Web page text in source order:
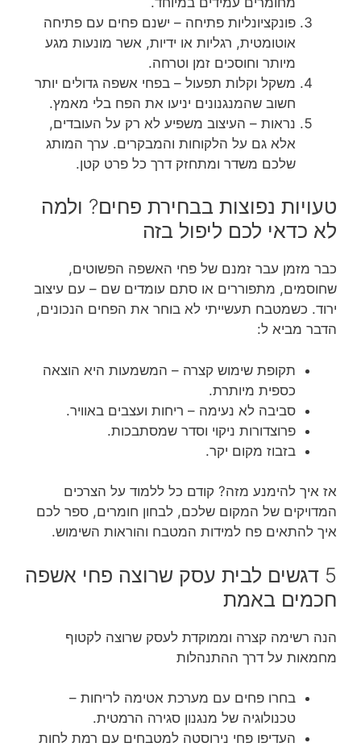
פונקציונליות פתיחה – ישנם פחים עם פתיחה
אוטומטית, רגליות או ידיות, אשר מונעות מגע
מיותר וחוסכים זמן וטרחה.
משקל וקלות תפעול – בפחי אשפה גדולים יותר
חשוב שהמנגנונים יניעו את הפח בלי מאמץ.
נראות – העיצוב משפיע לא רק על העובדים,
אלא גם על הלקוחות והמבקרים. ערך המותג
שלכם משדר ומתחזק דרך כל פרט קטן.
טעויות נפוצות בבחירת פחים? ולמה
לא כדאי לכם ליפול בזה
כבר מזמן עבר זמנם של פחי האשפה הפשוטים,
שחוסמים, מתפוררים או סתם עומדים שם – עם עיצוב
ירוד. כשמטבח תעשייתי לא בוחר את הפחים הנכונים,
הדבר מביא ל:
תקופת שימוש קצרה – המשמעות היא הוצאה
כספית מיותרת.
סביבה לא נעימה – ריחות ועצבים באוויר.
פרוצדורות ניקוי וסדר שמסתבכות.
בזבוז מקום יקר.
אז איך להימנע מזה? קודם כל ללמוד על הצרכים
המדויקים של המקום שלכם, לבחון חומרים, ספר לכם
איך להתאים פח למידות המטבח והוראות השימוש.
5 דגשים לבית עסק שרוצה פחי אשפה
חכמים באמת
הנה רשימה קצרה וממוקדת לעסק שרוצה לקטוף
מחמאות על דרך ההתנהלות
בחרו פחים עם מערכת אטימה לריחות –
טכנולוגיה של מנגנון סגירה הרמטית.
העדיפו פחי נירוסטה למטבחים עם רמת לחות